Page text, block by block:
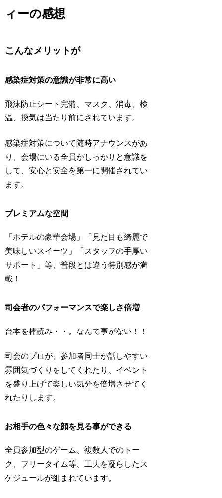
ィーの感想
こんなメリットが
感染症対策の意識が非常に高い
飛沫防止シート完備、マスク、消毒、検
温、換気は当たり前にされています。
感染症対策について随時アナウンスがあ
り、会場にいる全員がしっかりと意識を
して、安心と安全を第一に開催されてい
ます。
プレミアムな空間
「ホテルの豪華会場」「見た目も綺麗で
美味しいスイーツ」「スタッフの手厚い
サポート」等、普段とは違う特別感が満
載！
司会者のパフォーマンスで楽しさ倍増
台本を棒読み・・。なんて事がない！！
司会のプロが、参加者同士が話しやすい
雰囲気づくりをしてくれたり、イベント
を盛り上げて楽しい気分を倍増させてく
れたりします。
お相手の色々な顔を見る事ができる
全員参加型のゲーム、複数人でのトー
ク、フリータイム等、工夫を凝らしたス
ケジュールが組まれています。